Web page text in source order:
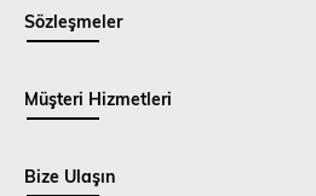
Sözleşmeler
Müşteri Hizmetleri
Bize Ulaşın